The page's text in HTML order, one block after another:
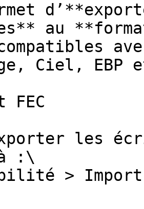
au
Ciel, EBP
FEC
les
à :\
>